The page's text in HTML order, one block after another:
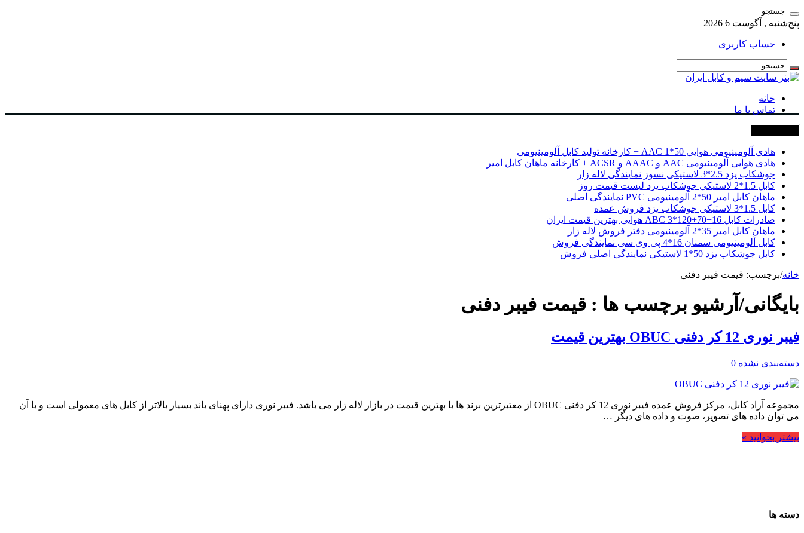
پنج‌شنبه , آگوست 6 2026
حساب کاربری
خانه
تماس با ما
هادی آلومینیومی هوایی 50*1 AAC + کارخانه تولید کابل آلومینیومی
هادی هوایی آلومینیومی AAC و AAAC و ACSR + کارخانه ماهان کابل امیر
جوشکاب یزد 2.5*3 لاستیکی نسوز نمایندگی لاله زار
کابل 1.5*2 لاستیکی جوشکاب یزد لیست قیمت روز
ماهان کابل امیر 50*2 آلومینیومی PVC نمایندگی اصلی
کابل 1.5*3 لاستیکی جوشکاب یزد فروش عمده
صادرات کابل 16+70+120*3 ABC هوایی بهترین قیمت ایران
ماهان کابل امیر 35*2 آلومینیومی دفتر فروش لاله زار
کابل آلومینیومی سمنان 16*4 پی وی سی نمایندگی فروش
کابل جوشکاب یزد 50*1 لاستیکی نمایندگی اصلی فروش
خانه/برچسب: قیمت فیبر دفنی
بایگانی/آرشیو برچسب ها : قیمت فیبر دفنی
فیبر نوری 12 کر دفنی OBUC بهترین قیمت
دسته‌بندی نشده 0
مجموعه آراد کابل، مرکز فروش عمده فیبر نوری 12 کر دفنی OBUC از معتبرترین برند ها با بهترین قیمت در بازار لاله زار می باشد. فیبر نوری دارای پهنای باند بسیار بالاتر از کابل های معمولی است و با آن
می توان داده های تصویر، صوت و داده های دیگر …
بیشتر بخوانید »
دسته ها